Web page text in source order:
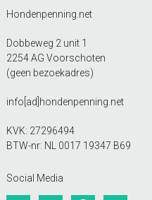
Hondenpenning.net
Dobbeweg 2 unit 1
2254 AG Voorschoten
(geen bezoekadres)
info[ad]hondenpenning.net
KVK: 27296494
BTW-nr: NL 0017 19347 B69
Social Media